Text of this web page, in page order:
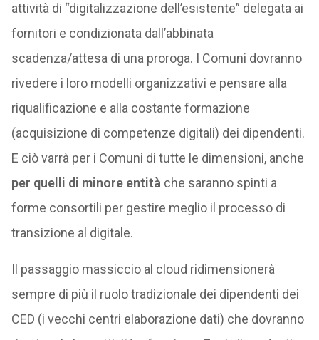
attività di “digitalizzazione dell’esistente” delegata ai
fornitori e condizionata dall’abbinata
scadenza/attesa di una proroga. I Comuni dovranno
rivedere i loro modelli organizzativi e pensare alla
riqualificazione e alla costante formazione
(acquisizione di competenze digitali) dei dipendenti.
E ciò varrà per i Comuni di tutte le dimensioni, anche
per quelli di minore entità che saranno spinti a
forme consortili per gestire meglio il processo di
transizione al digitale.
Il passaggio massiccio al cloud ridimensionerà
sempre di più il ruolo tradizionale dei dipendenti dei
CED (i vecchi centri elaborazione dati) che dovranno